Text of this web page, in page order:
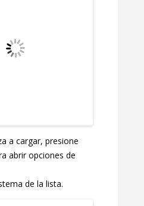
a cargar, presione
abrir opciones de
de la lista.